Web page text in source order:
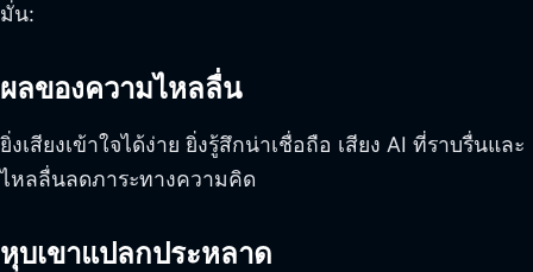
มั่น:
ผลของความไหลลื่น
ยิ่งเสียงเข้าใจได้ง่าย ยิ่งรู้สึกน่าเชื่อถือ เสียง AI ที่ราบรื่นและ
ไหลลื่นลดภาระทางความคิด
หุบเขาแปลกประหลาด